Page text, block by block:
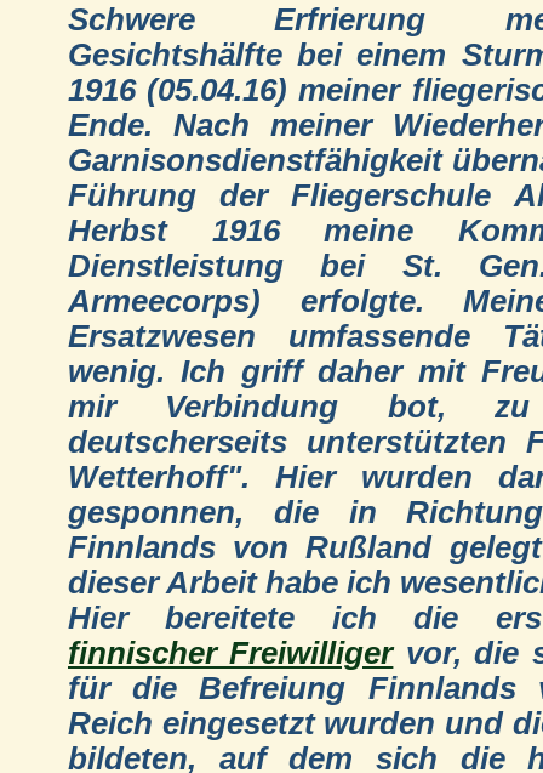
Schwere Erfrierung
Gesichtshälfte bei einem
1916 (05.04.16) meiner
Ende. Nach meiner
Garnisonsdienstfähigkeit
Führung der Fliegerschule
Herbst 1916 meine
Dienstleistung bei St.
Armeecorps) erfolgte.
Ersatzwesen umfassende
wenig. Ich griff daher mit
mir Verbindung bot,
deutscherseits unterstützten
Wetterhoff". Hier wurden
gesponnen, die in
Finnlands von Rußland
dieser Arbeit habe ich
Hier bereitete ich die
finnischer Freiwilligervor, die
für die Befreiung Finnlands
Reich eingesetzt wurden und
bildeten, auf dem sich die